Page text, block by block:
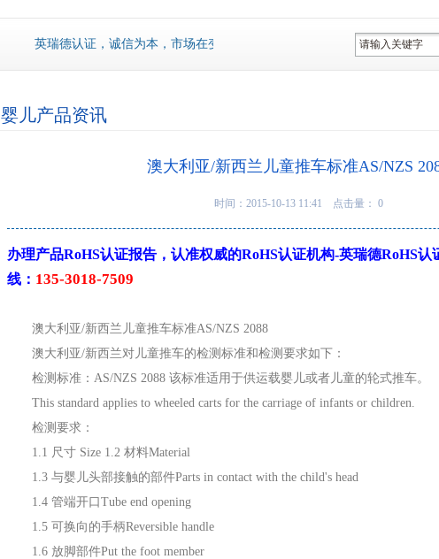
英瑞德认证，诚信为本，市场在变，诚信永远不变...
婴儿产品资讯
澳大利亚/新西兰儿童推车标准AS/NZS
时间：2015-10-13 11:41 点击量： 0
办理产品RoHS认证报告，认准权威的RoHS认证机构-英瑞德RoHS认
线： 135-3018-7509
澳大利亚/新西兰儿童推车标准AS/NZS 2088
澳大利亚/新西兰对儿童推车的检测标准和检测要求如下：
检测标准：AS/NZS 2088 该标准适用于供运载婴儿或者儿童的轮式推车。
This standard applies to wheeled carts for the carriage of infants or children.
检测要求：
1.1 尺寸 Size 1.2 材料Material
1.3 与婴儿头部接触的部件Parts in contact with the child's head
1.4 管端开口Tube end opening
1.5 可换向的手柄Reversible handle
1.6 放脚部件Put the foot member